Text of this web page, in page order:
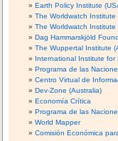
Earth Policy Institute
The Worldwatch Institute
The Worldwatch Institute
Dag Hammarskjöld
The Wuppertal Institute
International Institute for
Programa de las
Centro Virtual de
Dev-Zone (Australia)
Economía Crítica
Programa de las
World Mapper
Comisión Económica